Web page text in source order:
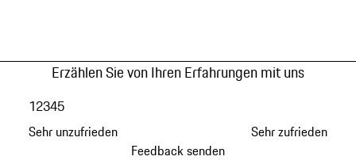
Erzählen Sie von Ihren Erfahrungen mit uns
Sehr unzufrieden
12345
Sehr zufrieden
Feedback senden